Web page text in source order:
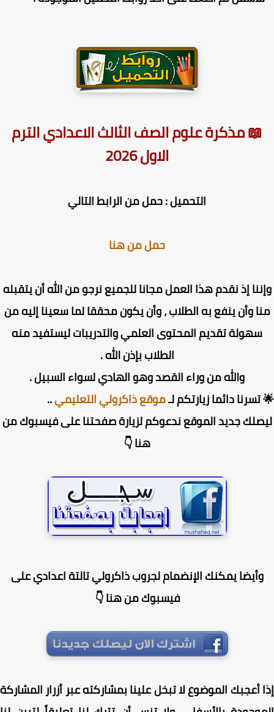
📖 مذكرة علوم الصف الثالث الاعدادي الترم
الاول 2026
التحميل : حمل من الرابط التالي
حمل من هنا
إذ نقدم هذا العمل مجانا للجميع نرجو من الله أن يتقبله
وأن ينفع به الطلاب ، وأن يكون محققا لما سعينا إليه من
سهولة تقديم المحتوى العلمي والتدريبات ليستفيد منه
الطلاب بإذن الله .
والله من وراء القصد وهو الهادي لسواء السبيل .
دائما زيارتكم لـموقع ذاكرولي التعليمي..
جديد الموقع ندعوكم لزيارة صفحتنا على فيسبوك من
هنا 👇
وأيضا يمكنك الإنضمام لجروب ذاكرولي تالتة اعدادي على
فيسبوك من هنا 👇
أعجبك الموضوع لا تبخل علينا بمشاركته عبر أزرار المشاركة